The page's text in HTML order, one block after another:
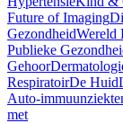
Future of Imaging
GezondheidWereld
Publieke
Gehoor
RespiratoirDe Huid
Auto-
met